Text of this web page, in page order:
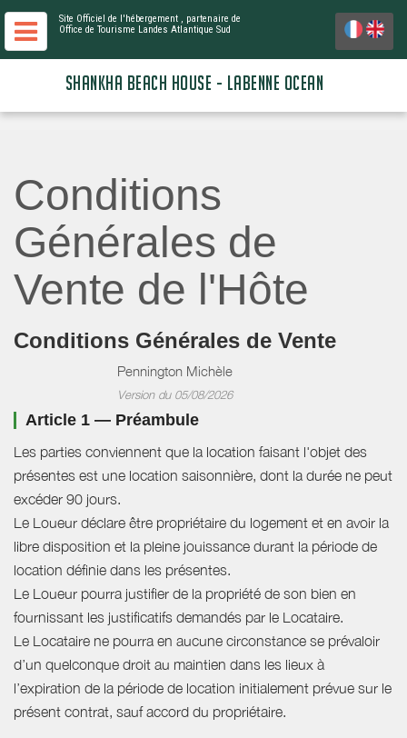
Site Officiel de l'hébergement , partenaire de
Office de Tourisme Landes Atlantique Sud
SHANKHA BEACH HOUSE - LABENNE OCEAN
Conditions
Générales de
Vente de l'Hôte
Conditions Générales de Vente
Pennington Michèle
Version du 05/08/2026
Article 1 — Préambule
Les parties conviennent que la location faisant l'objet des
présentes est une location saisonnière, dont la durée ne peut
excéder 90 jours.
Le Loueur déclare être propriétaire du logement et en avoir la
libre disposition et la pleine jouissance durant la période de
location définie dans les présentes.
Le Loueur pourra justifier de la propriété de son bien en
fournissant les justificatifs demandés par le Locataire.
Le Locataire ne pourra en aucune circonstance se prévaloir
d’un quelconque droit au maintien dans les lieux à
l’expiration de la période de location initialement prévue sur le
présent contrat, sauf accord du propriétaire.